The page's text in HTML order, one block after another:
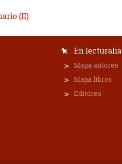
(II)
En lecturalia
Mapa autores
Mapa libros
Editores